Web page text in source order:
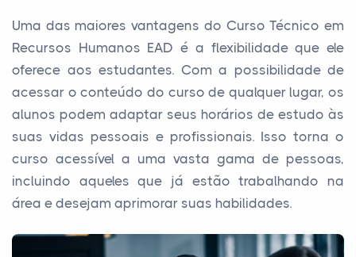
Uma das maiores vantagens do Curso Técnico em
Recursos Humanos EAD é a flexibilidade que ele
oferece aos estudantes. Com a possibilidade de
acessar o conteúdo do curso de qualquer lugar, os
alunos podem adaptar seus horários de estudo às
suas vidas pessoais e profissionais. Isso torna o
curso acessível a uma vasta gama de pessoas,
incluindo aqueles que já estão trabalhando na
área e desejam aprimorar suas habilidades.